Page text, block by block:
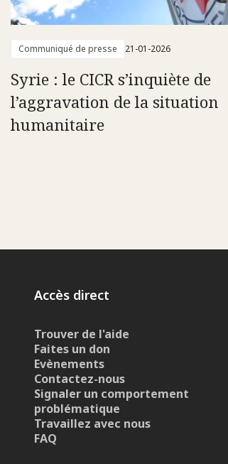
Communiqué de presse 21-01-2026
Syrie : le CICR s’inquiète de
l’aggravation de la situation
humanitaire
Accès direct
Trouver de l'aide
Faites un don
Evènements
Contactez-nous
Signaler un comportement
problématique
Travaillez avec nous
FAQ